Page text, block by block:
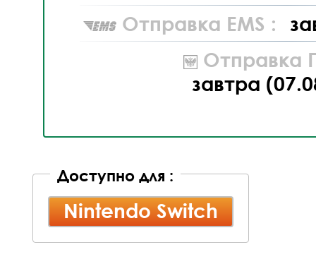
Отправка EMS :
Отправка
завтра
Доступно для :
Nintendo Switch